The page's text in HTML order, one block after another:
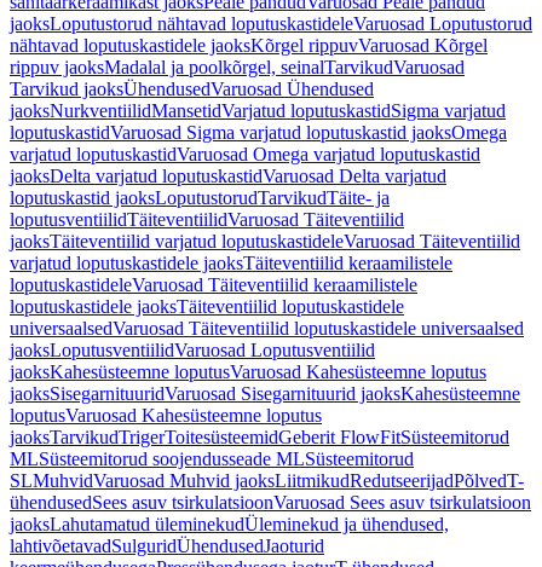
jaoksLoputustorud nähtavad loputuskastideleVaruosad Loputustorud
nähtavad loputuskastidele jaoksKõrgel rippuvVaruosad Kõrgel
rippuv jaoksMadalal ja poolkõrgel, seinalTarvikudVaruosad
Tarvikud jaoksÜhendusedVaruosad Ühendused
jaoksNurkventiilidMansetidVarjatud loputuskastidSigma varjatud
loputuskastidVaruosad Sigma varjatud loputuskastid jaoksOmega
varjatud loputuskastidVaruosad Omega varjatud loputuskastid
jaoksDelta varjatud loputuskastidVaruosad Delta varjatud
loputuskastid jaoksLoputustorudTarvikudTäite- ja
loputusventiilidTäiteventiilidVaruosad Täiteventiilid
jaoksTäiteventiilid varjatud loputuskastideleVaruosad Täiteventiilid
varjatud loputuskastidele jaoksTäiteventiilid keraamilistele
loputuskastideleVaruosad Täiteventiilid keraamilistele
loputuskastidele jaoksTäiteventiilid loputuskastidele
universaalsedVaruosad Täiteventiilid loputuskastidele universaalsed
jaoksLoputusventiilidVaruosad Loputusventiilid
jaoksKahesüsteemne loputusVaruosad Kahesüsteemne loputus
jaoksSisegarnituuridVaruosad Sisegarnituurid jaoksKahesüsteemne
loputusVaruosad Kahesüsteemne loputus
jaoksTarvikudTrigerToitesüsteemidGeberit FlowFitSüsteemitorud
MLSüsteemitorud soojendusseade MLSüsteemitorud
SLMuhvidVaruosad Muhvid jaoksLiitmikudRedutseerijadPõlvedT-
ühendusedSees asuv tsirkulatsioonVaruosad Sees asuv tsirkulatsioon
jaoksLahutamatud üleminekudÜleminekud ja ühendused,
lahtivõetavadSulguridÜhendusedJaoturid